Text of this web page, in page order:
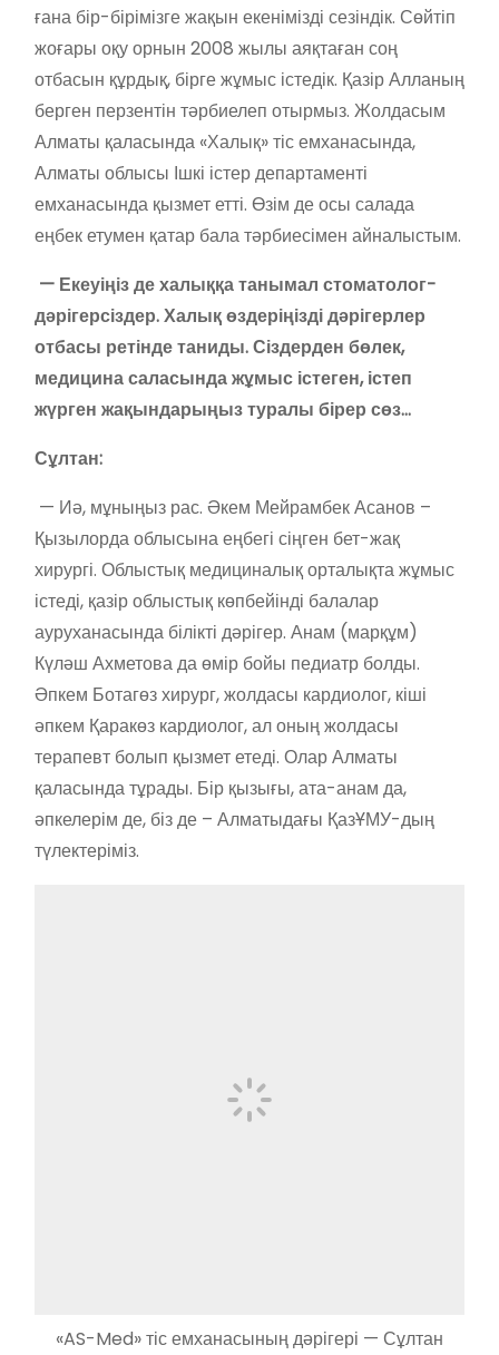
ғана бір-бірімізге жақын екенімізді сезіндік. Сөйтіп
жоғары оқу орнын 2008 жылы аяқтаған соң
отбасын құрдық, бірге жұмыс істедік. Қазір Алланың
берген перзентін тәрбиелеп отырмыз. Жолдасым
Алматы қаласында «Халық» тіс емханасында,
Алматы облысы Ішкі істер департаменті
емханасында қызмет етті. Өзім де осы салада
еңбек етумен қатар бала тәрбиесімен айналыстым.
— Екеуіңіз де халыққа танымал стоматолог-
дәрігерсіздер. Халық өздеріңізді дәрігерлер
отбасы ретінде таниды. Сіздерден бөлек,
медицина саласында жұмыс істеген, істеп
жүрген жақындарыңыз туралы бірер сөз…
Сұлтан:
— Иә, мұныңыз рас. Әкем Мейрамбек Асанов –
Қызылорда облысына еңбегі сіңген бет-жақ
хирургі. Облыстық медициналық орталықта жұмыс
істеді, қазір облыстық көпбейінді балалар
ауруханасында білікті дәрігер. Анам (марқұм)
Күләш Ахметова да өмір бойы педиатр болды.
Әпкем Ботагөз хирург, жолдасы кардиолог, кіші
әпкем Қаракөз кардиолог, ал оның жолдасы
терапевт болып қызмет етеді. Олар Алматы
қаласында тұрады. Бір қызығы, ата-анам да,
әпкелерім де, біз де – Алматыдағы ҚазҰМУ-дың
түлектеріміз.
«AS-Med» тіс емханасының дәрігері — Сұлтан